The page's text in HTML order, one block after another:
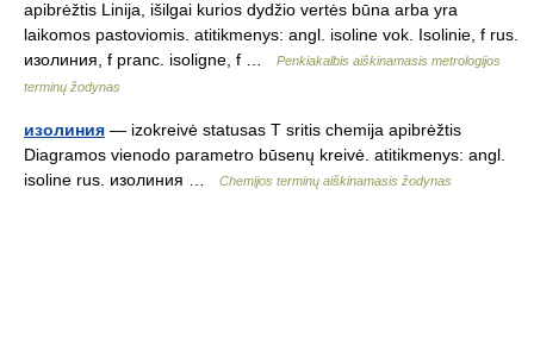
apibrėžtis Linija, išilgai kurios dydžio vertės būna arba yra
laikomos pastoviomis. atitikmenys: angl. isoline vok. Isolinie, f rus.
изолиния, f pranc. isoligne, f …
Penkiakalbis aiškinamasis metrologijos
terminų žodynas
изолиния — izokreivė statusas T sritis chemija apibrėžtis
Diagramos vienodo parametro būsenų kreivė. atitikmenys: angl.
isoline rus. изолиния …
Chemijos terminų aiškinamasis žodynas